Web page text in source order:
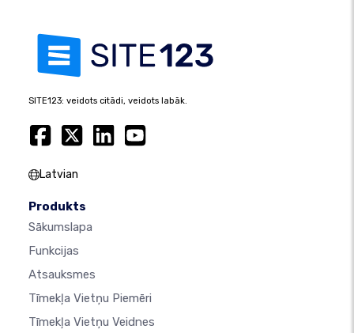
SITE123: veidots citādi, veidots labāk.
Latvian
Produkts
Sākumslapa
Funkcijas
Atsauksmes
Tīmekļa Vietņu Piemēri
Tīmekļa Vietņu Veidnes